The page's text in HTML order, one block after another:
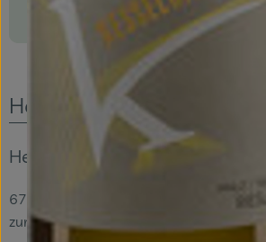
Produktdatenblatt
Herkunft
Hersteller: Kesselring
67158 Ellerstadt Deutschland
zur Webseite